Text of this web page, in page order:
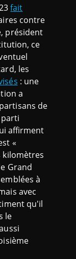
fait
contre
président
ce
les
: une
a
de
affirment
«
kilomètres
Grand
à
avec
qu'il
le